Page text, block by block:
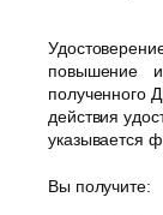
повышение
полученного
действия
указывается
Вы получите: